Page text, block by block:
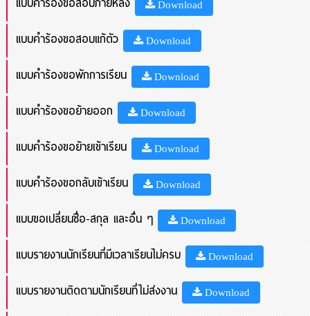
Download
แบบคำร้องขอสอบแก้ตัว Download
แบบคำร้องขอพักการเรียน Download
แบบคำร้องขอย้ายออก Download
แบบคำร้องขอย้ายเข้าเรียน Download
แบบคำร้องขอกลับเข้าเรียน Download
แบบขอเปลี่ยนชื่อ-สกุล และอื่น ๆ Download
แบบรายงานนักเรียนที่มีเวลาเรียนไม่ครบ Download
แบบรายงานติดตามนักเรียนที่ไม่ส่งงาน Download